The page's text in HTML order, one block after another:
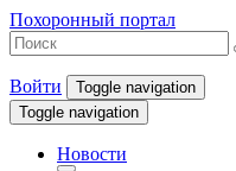
Похоронный портал
Войти
Toggle navigation
Toggle navigation
Новости